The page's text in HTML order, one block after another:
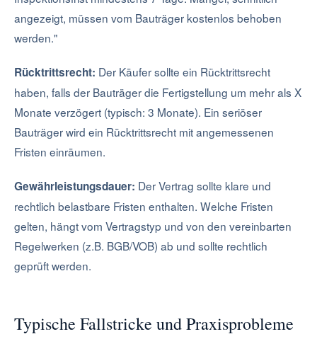
angezeigt, müssen vom Bauträger kostenlos behoben
werden."
Rücktrittsrecht: Der Käufer sollte ein Rücktrittsrecht
haben, falls der Bauträger die Fertigstellung um mehr als X
Monate verzögert (typisch: 3 Monate). Ein seriöser
Bauträger wird ein Rücktrittsrecht mit angemessenen
Fristen einräumen.
Gewährleistungsdauer: Der Vertrag sollte klare und
rechtlich belastbare Fristen enthalten. Welche Fristen
gelten, hängt vom Vertragstyp und von den vereinbarten
Regelwerken (z.B. BGB/VOB) ab und sollte rechtlich
geprüft werden.
Typische Fallstricke und Praxisprobleme